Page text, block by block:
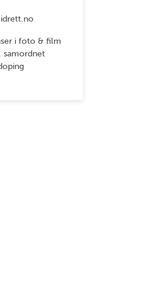
i foto & film
samordnet